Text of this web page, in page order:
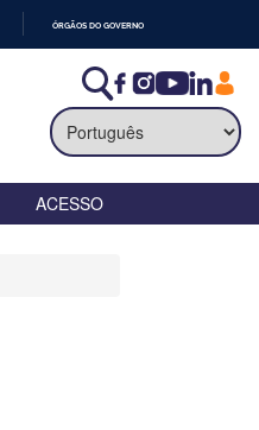
ÓRGÃOS DO GOVERNO
ACESSO